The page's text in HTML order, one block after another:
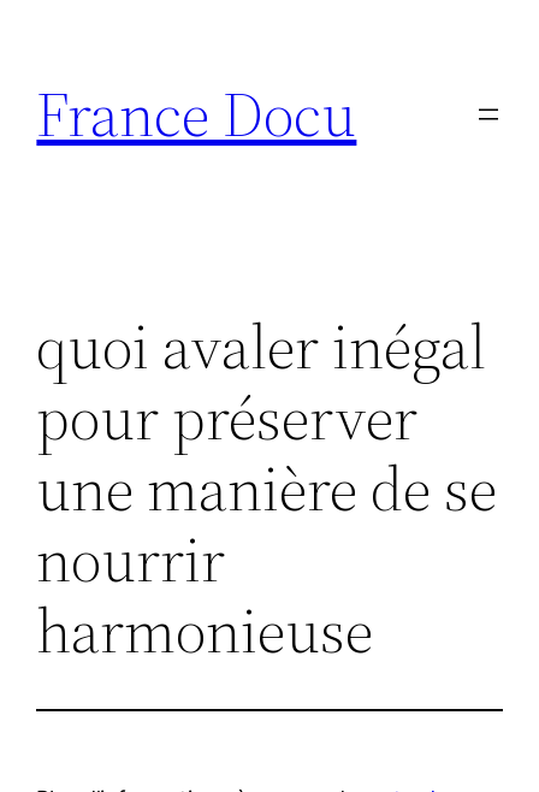
contenu
France Docu
quoi avaler inégal
pour préserver
une manière de se
nourrir
harmonieuse